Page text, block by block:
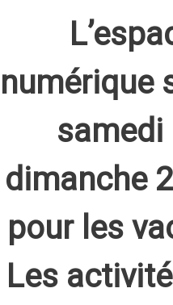
numérique
samedi
dimanche
pour les
Les